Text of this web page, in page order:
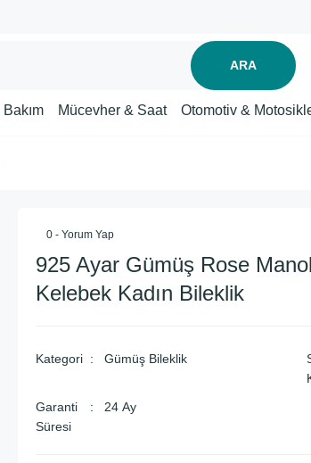
ARA
Mücevher & Saat Otomotiv &
0 - Yorum Yap
925 Ayar Gümüş Rose
Kelebek Kadın Bileklik
Kategori Gümüş Bileklik
Garanti
Süresi
24 Ay